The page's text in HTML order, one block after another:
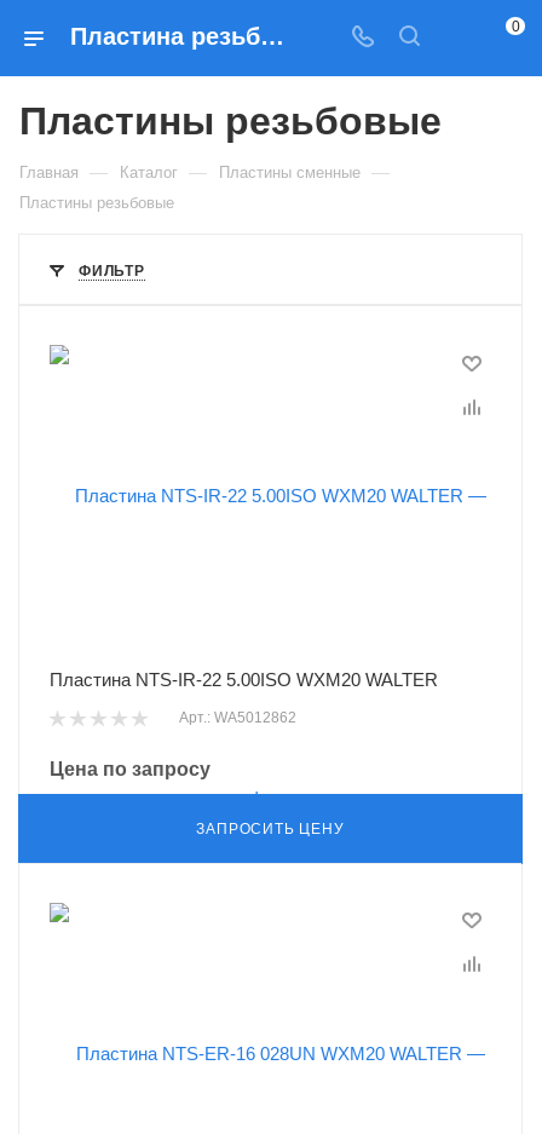
Пластина резьбовая — купить по выгодным ценам 0
Пластины резьбовые
Главная — Каталог — Пластины сменные —
Пластины резьбовые
ФИЛЬТР
Пластина NTS-IR-22 5.00ISO WXM20 WALTER
Арт.: WA5012862
Цена по запросу
ЗАПРОСИТЬ ЦЕНУ